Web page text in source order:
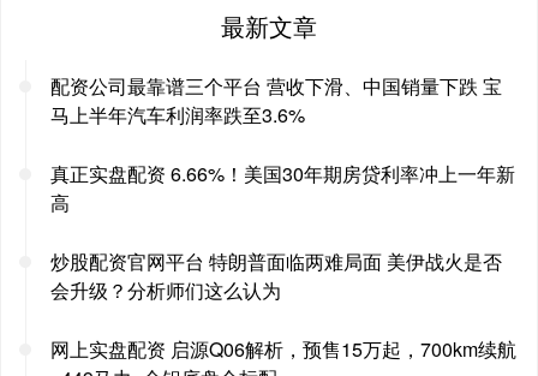
最新文章
配资公司最靠谱三个平台 营收下滑、中国销量下跌 宝
马上半年汽车利润率跌至3.6%
真正实盘配资 6.66%！美国30年期房贷利率冲上一年新
高
炒股配资官网平台 特朗普面临两难局面 美伊战火是否
会升级？分析师们这么认为
网上实盘配资 启源Q06解析，预售15万起，700km续航